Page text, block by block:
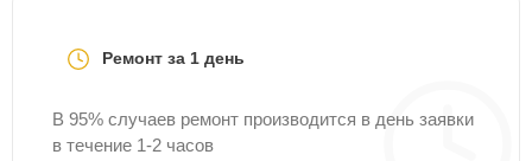
Ремонт за 1 день
В 95% случаев ремонт производится в день заявки
в течение 1-2 часов